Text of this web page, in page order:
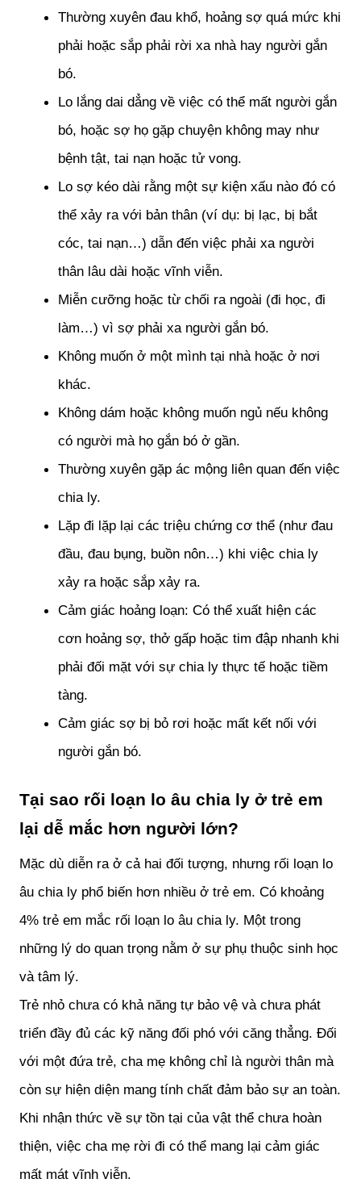
Thường xuyên đau khổ, hoảng sợ quá mức khi
phải hoặc sắp phải rời xa nhà hay người gắn
bó.
Lo lắng dai dẳng về việc có thể mất người gắn
bó, hoặc sợ họ gặp chuyện không may như
bệnh tật, tai nạn hoặc tử vong.
Lo sợ kéo dài rằng một sự kiện xấu nào đó có
thể xảy ra với bản thân (ví dụ: bị lạc, bị bắt
cóc, tai nạn…) dẫn đến việc phải xa người
thân lâu dài hoặc vĩnh viễn.
Miễn cưỡng hoặc từ chối ra ngoài (đi học, đi
làm…) vì sợ phải xa người gắn bó.
Không muốn ở một mình tại nhà hoặc ở nơi
khác.
Không dám hoặc không muốn ngủ nếu không
có người mà họ gắn bó ở gần.
Thường xuyên gặp ác mộng liên quan đến việc
chia ly.
Lặp đi lặp lại các triệu chứng cơ thể (như đau
đầu, đau bụng, buồn nôn…) khi việc chia ly
xảy ra hoặc sắp xảy ra.
Cảm giác hoảng loạn: Có thể xuất hiện các
cơn hoảng sợ, thở gấp hoặc tim đập nhanh khi
phải đối mặt với sự chia ly thực tế hoặc tiềm
tàng.
Cảm giác sợ bị bỏ rơi hoặc mất kết nối với
người gắn bó.
Tại sao rối loạn lo âu chia ly ở trẻ em
lại dễ mắc hơn người lớn?
Mặc dù diễn ra ở cả hai đối tượng, nhưng rối loạn lo
âu chia ly phổ biến hơn nhiều ở trẻ em. Có khoảng
4% trẻ em mắc rối loạn lo âu chia ly. Một trong
những lý do quan trọng nằm ở sự phụ thuộc sinh học
và tâm lý.
Trẻ nhỏ chưa có khả năng tự bảo vệ và chưa phát
triển đầy đủ các kỹ năng đối phó với căng thẳng. Đối
với một đứa trẻ, cha mẹ không chỉ là người thân mà
còn sự hiện diện mang tính chất đảm bảo sự an toàn.
Khi nhận thức về sự tồn tại của vật thể chưa hoàn
thiện, việc cha mẹ rời đi có thể mang lại cảm giác
mất mát vĩnh viễn.